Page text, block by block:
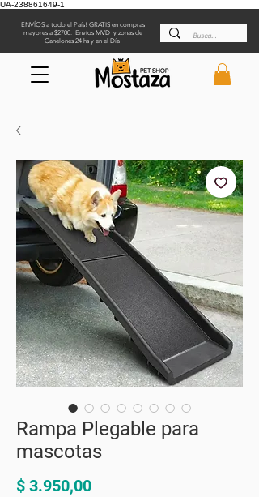
UA-238861649-1
ENVÍOS a todo el País! GRATIS en compras
mayores a $2700. Envíos MVD y zonas de
Canelones 24 hs y en el Día!
Rampa Plegable para
mascotas
$ 3.950,00Precio